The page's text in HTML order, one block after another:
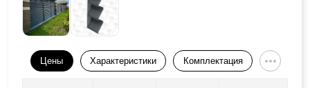
Цены Характеристики Комплектация